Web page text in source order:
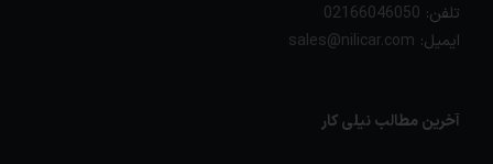
تلفن: 02166046050
ایمیل: sales@nilicar.com
آخرین مطالب نیلی کار